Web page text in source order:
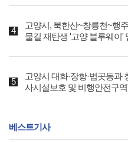
고양시, 북한산~창릉천~행
물길 재탄생 '고양 블루웨이'
고양시 대화·장항·법곳동과
사시설보호 및 비행안전구
베스트기사